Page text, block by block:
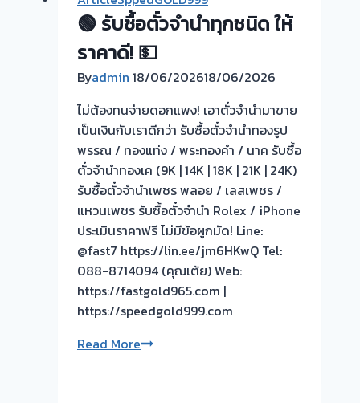
ทอง
เมืองทอง
ธานี
นนทบุรี
🇹🇭
รับ
ซื้อ
ตั๋ว
จำนำ
ทอง
ยินดี
บริการ
ประเมิน
หน้า
ตั๋ว
เมืองทอง
รับ
ซื้อ
ตั๋ว
กรุงเทพ
นนทบุรี
ปริมณฑล
🟢 รับซื้อตั๋วจำนำทุกชนิด ให้
ราคาดี! 💵
Byadmin 18/06/202618/06/2026
ไม่ต้องทนจ่ายดอกแพง! เอาตั๋วจำนำมาขาย
เป็นเงินกับเราดีกว่า รับซื้อตั๋วจำนำทองรูป
พรรณ / ทองแท่ง / พระทองคำ / นาค รับซื้อ
ตั๋วจำนำทองเค (9K | 14K | 18K | 21K | 24K)
รับซื้อตั๋วจำนำเพชร พลอย / เลสเพชร /
แหวนเพชร รับซื้อตั๋วจำนำ Rolex / iPhone
ประเมินราคาฟรี ไม่มีข้อผูกมัด! Line:
@fast7 https://lin.ee/jm6HKwQ Tel:
088-8714094 (คุณเต้ย) Web:
https://fastgold965.com |
https://speedgold999.com
Read More🟢